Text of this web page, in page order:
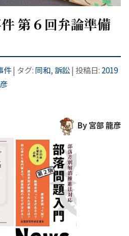
第６回弁論準備
件| タグ: 同和, 訴訟| 投稿日: 2019
By 宮部 龍彦